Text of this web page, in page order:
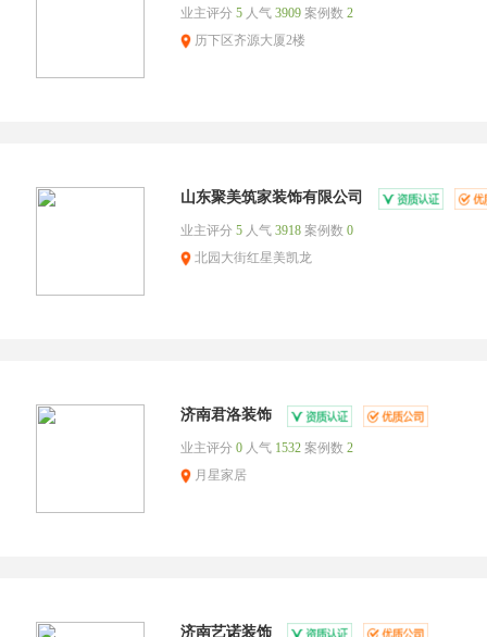
业主评分 5 人气 3909 案例数 2
历下区齐源大厦2楼
山东聚美筑家装饰有限公司
业主评分 5 人气 3918 案例数 0
北园大街红星美凯龙
济南君洛装饰
业主评分 0 人气 1532 案例数 2
月星家居
济南艺诺装饰